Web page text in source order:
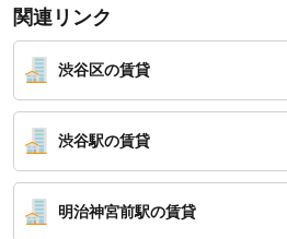
関連リンク
渋谷区の賃貸
渋谷駅の賃貸
明治神宮前駅の賃貸